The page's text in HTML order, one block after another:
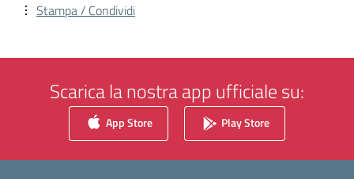
Stampa / Condividi
Scarica la nostra app ufficiale su:
App Store Play Store